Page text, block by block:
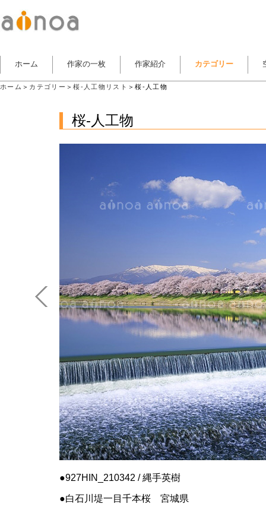
ホーム 作家の一枚 作家紹介 カテゴリー
ホーム ＞ カテゴリー ＞桜-人工物リスト ＞桜-人工物
桜-人工物
927HIN_210342 / 縄手英樹
白石川堤一目千本桜 宮城県